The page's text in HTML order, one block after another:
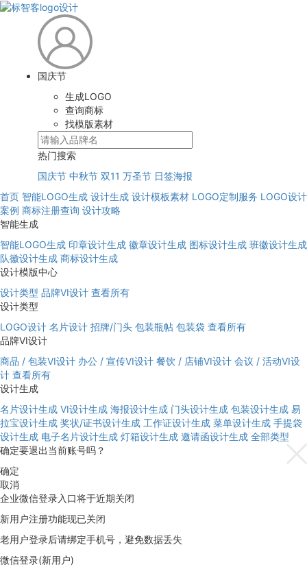
国庆节
生成LOGO
查询商标
找模版素材
热门搜索
国庆节 中秋节 双11 万圣节 日签海报
首页 智能LOGO生成 设计生成 设计模板素材 LOGO定制服务 LOGO设计
案例 商标注册查询 设计攻略
智能生成
智能LOGO生成 印章设计生成 徽章设计生成 图标设计生成 班徽设计生成
队徽设计生成 商标设计生成
设计模版中心
设计类型 品牌VI设计 查看所有
设计类型
LOGO设计 名片设计 招牌/门头 包装瓶帖 包装袋 查看所有
品牌VI设计
商品 / 包装VI设计 办公 / 宣传VI设计 餐饮 / 店铺VI设计 会议 / 活动VI设
计 查看所有
设计生成
名片设计生成 VI设计生成 海报设计生成 门头设计生成 包装设计生成 易
拉宝设计生成 奖状/证书设计生成 工作证设计生成 菜单设计生成 手提袋
设计生成 电子名片设计生成 灯箱设计生成 邀请函设计生成 全部类型
确定要退出当前账号吗？
确定
取消
企业微信登录入口将于近期关闭
新用户注册功能现已关闭
老用户登录后请绑定手机号，避免数据丢失
微信登录(新用户)